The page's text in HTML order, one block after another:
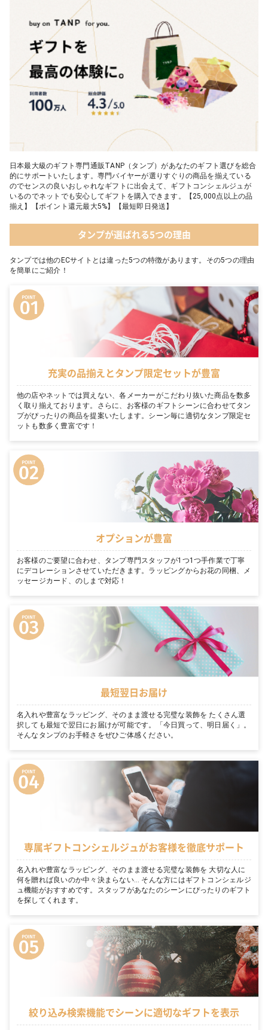
日本最大級のギフト専門通販TANP（タンプ）があなたのギフト選びを総合
的にサポートいたします。専門バイヤーが選りすぐりの商品を揃えている
のでセンスの良いおしゃれなギフトに出会えて、ギフトコンシェルジュが
いるのでネットでも安心してギフトを購入できます。【25,000点以上の品
揃え】【ポイント還元最大5%】【最短即日発送】
タンプが選ばれる5つの理由
タンプでは他のECサイトとは違った5つの特徴があります。その5つの理由
を簡単にご紹介！
充実の品揃えとタンプ限定セットが豊富
他の店やネットでは買えない、各メーカーがこだわり抜いた商品を数多
く取り揃えております。さらに、お客様のギフトシーンに合わせてタン
プがぴったりの商品を提案いたします。シーン毎に適切なタンプ限定セ
ットも数多く豊富です！
オプションが豊富
お客様のご要望に合わせ、タンプ専門スタッフが1つ1つ手作業で丁寧
にデコレーションさせていただきます。ラッピングからお花の同梱、メ
ッセージカード、のしまで対応！
最短翌日お届け
名入れや豊富なラッピング、そのまま渡せる完璧な装飾を たくさん選
択しても最短で翌日にお届けが可能です。「今日買って、明日届く」。
そんなタンプのお手軽さをぜひご体感ください。
専属ギフトコンシェルジュがお客様を徹底サポート
名入れや豊富なラッピング、そのまま渡せる完璧な装飾を 大切な人に
何を贈れば良いのか中々決まらない… そんな方にはギフトコンシェルジ
ュ機能がおすすめです。スタッフがあなたのシーンにぴったりのギフト
を探してくれます。
絞り込み検索機能でシーンに適切なギフトを表示